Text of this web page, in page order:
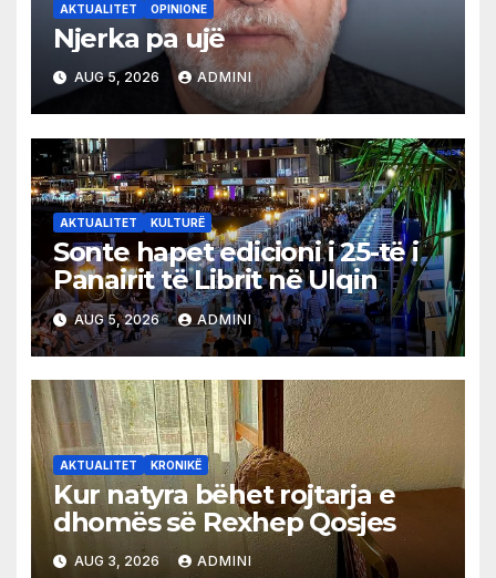
AKTUALITET OPINIONE
Njerka pa ujë
AUG 5, 2026 ADMINI
AKTUALITET KULTURË
Sonte hapet edicioni i 25-të i
Panairit të Librit në Ulqin
AUG 5, 2026 ADMINI
AKTUALITET KRONIKË
Kur natyra bëhet rojtarja e
dhomës së Rexhep Qosjes
AUG 3, 2026 ADMINI